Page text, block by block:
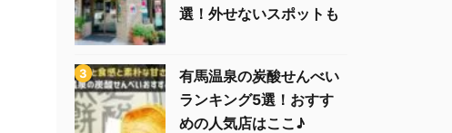
選！外せないスポットも
有馬温泉の炭酸せんべい
ランキング5選！おすす
めの人気店はここ♪